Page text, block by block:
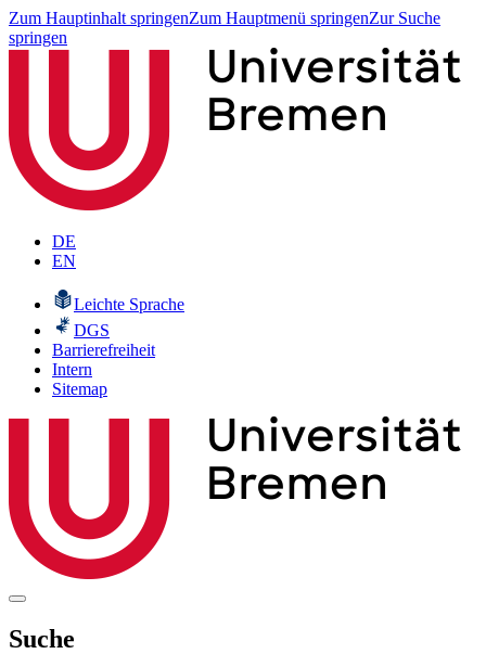
Zum Hauptinhalt springenZum Hauptmenü springenZur Suche
springen
DE
EN
Leichte Sprache
DGS
Barrierefreiheit
Intern
Sitemap
Suche